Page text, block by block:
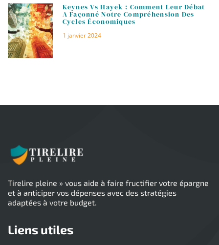
Keynes Vs Hayek : Comment Leur Débat
A Façonné Notre Compréhension Des
Cycles Économiques
1 janvier 2024
Tirelire pleine » vous aide à faire fructifier votre épargne
et à anticiper vos dépenses avec des stratégies
adaptées à votre budget.
Liens utiles